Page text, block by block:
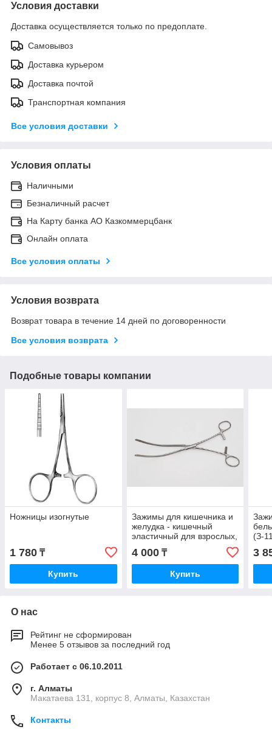
Условия доставки
Доставка осуществляется только по предоплате.
Самовывоз
Доставка курьером
Доставка почтой
Транспортная компания
Все условия доставки
Условия оплаты
Наличными
Безналичный расчет
На Карту банка АО Казкоммерцбанк
Онлайн оплата
Все условия оплаты
Условия возврата
Возврат товара в течение 14 дней по договоренности
Все условия возврата
Подобные товары компании
Ножницы изогнутые
1 780 ₸
Купить
Зажимы для кишечника и
желудка - кишечный
эластичный для взрослых,
52.0211.24
4 000₸
Купить
(З-
3
О нас
Рейтинг не сформирован
Менее 5 отзывов за последний год
Работает с 06.10.2011
г. Алматы
Макатаева 131, корпус 8, Алматы, Казахстан
Контакты